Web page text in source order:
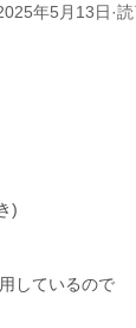
年5月13日
)
しているので